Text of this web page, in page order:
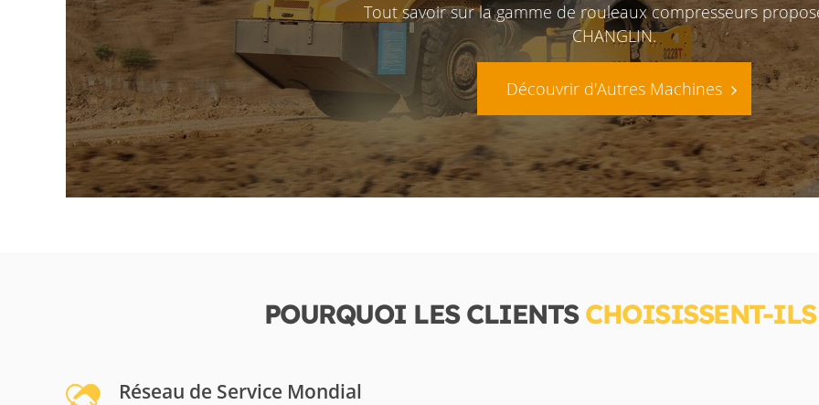
Tout savoir sur la gamme de rouleaux compresseurs
CHANGLIN.
Découvrir d'Autres Machines
POURQUOI LES CLIENTSCHOISISSENT-
Réseau de Service Mondial